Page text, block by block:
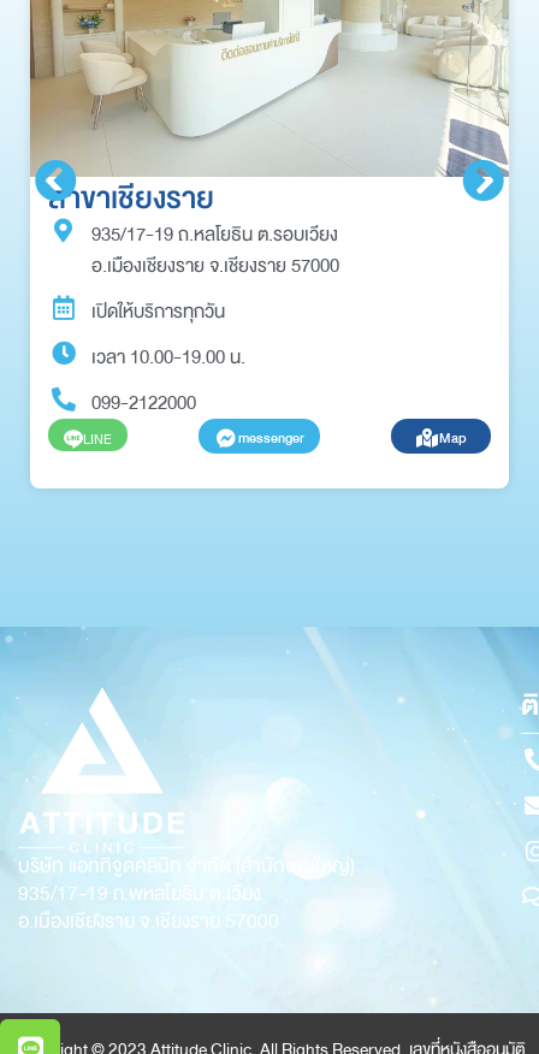
สาขาเชียงราย
935/17-19 ถ.หลโยธิน ต.รอบเวียง
อ.เมืองเชียงราย จ.เชียงราย 57000
เปิดให้บริการทุกวัน
เวลา 10.00-19.00 น.
099-2122000
LINE messenger Map
บริษัท แอททิจูดคลินิก จำกัด (สำนักงานใหญ่)
935/17-19 ถ.พหลโยธิน ต.เวียง
อ.เมืองเชียงราย จ.เชียงราย 57000
Copyright © 2023 Attitude Clinic. All Rights Reserved. เลขที่หนังสืออนุมัติ